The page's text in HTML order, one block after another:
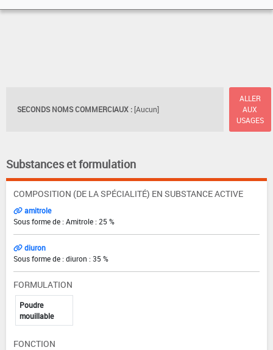
SECONDS NOMS COMMERCIAUX : [Aucun]
ALLER
AUX
USAGES
Substances et formulation
COMPOSITION (DE LA SPÉCIALITÉ) EN SUBSTANCE ACTIVE
amitrole
Sous forme de : Amitrole : 25 %
diuron
Sous forme de : diuron : 35 %
FORMULATION
Poudre
mouillable
FONCTION